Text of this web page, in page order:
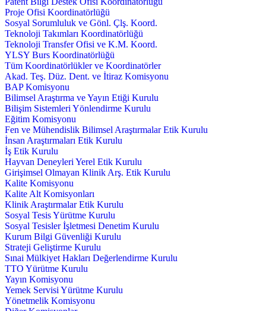
Proje Ofisi Koordinatörlüğü
Sosyal Sorumluluk ve Gönl. Çlş. Koord.
Teknoloji Takımları Koordinatörlüğü
Teknoloji Transfer Ofisi ve K.M. Koord.
YLSY Burs Koordinatörlüğü
Tüm Koordinatörlükler ve Koordinatörler
Akad. Teş. Düz. Dent. ve İtiraz Komisyonu
BAP Komisyonu
Bilimsel Araştırma ve Yayın Etiği Kurulu
Bilişim Sistemleri Yönlendirme Kurulu
Eğitim Komisyonu
Fen ve Mühendislik Bilimsel Araştırmalar Etik Kurulu
İnsan Araştırmaları Etik Kurulu
İş Etik Kurulu
Hayvan Deneyleri Yerel Etik Kurulu
Girişimsel Olmayan Klinik Arş. Etik Kurulu
Kalite Komisyonu
Kalite Alt Komisyonları
Klinik Araştırmalar Etik Kurulu
Sosyal Tesis Yürütme Kurulu
Sosyal Tesisler İşletmesi Denetim Kurulu
Kurum Bilgi Güvenliği Kurulu
Strateji Geliştirme Kurulu
Sınai Mülkiyet Hakları Değerlendirme Kurulu
TTO Yürütme Kurulu
Yayın Komisyonu
Yemek Servisi Yürütme Kurulu
Yönetmelik Komisyonu